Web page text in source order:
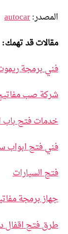
المصدر:autocar
مقالات قد تهمك:
فني برمجة
شركة صب
خدمات فتح باب
فني فتح ابواب
فتح السيارات
جهاز برمجة
طرق فتح اقفال